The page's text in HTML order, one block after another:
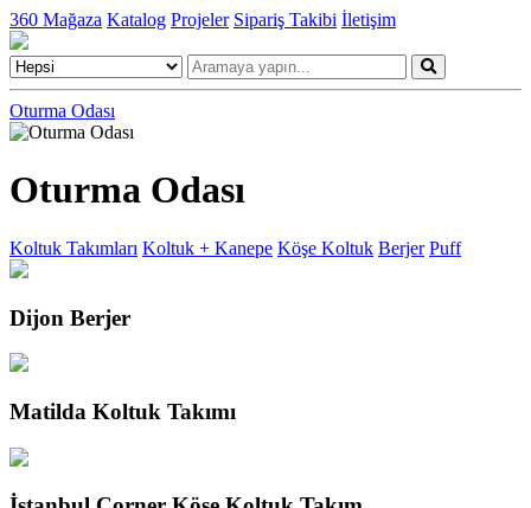
360 Mağaza Katalog Projeler Sipariş Takibi İletişim
Oturma Odası
Oturma Odası
Koltuk Takımları Koltuk + Kanepe Köşe Koltuk Berjer Puff
Dijon Berjer
Matilda Koltuk Takımı